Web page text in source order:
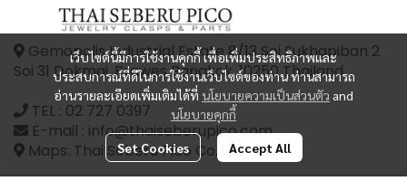
เว็บไซต์นี้มีการใช้งานคุกกี้ เพื่อเพิ่มประสิทธิภาพและ
ประสบการณ์ที่ดีในการใช้งานเว็บไซต์ของท่าน ท่านสามารถ
อ่านรายละเอียดเพิ่มเติมได้ที่ นโยบายความเป็นส่วนตัว and
นโยบายคุกกี้
Set Cookies Accept All
Gemopolis Industrial Estate 8/13 Soi Sukhapiban 2
Soi 31 Dokmai, Prawes Bangkok, 10250 Thailand
TEL : 02 727 0397
E-mail : info@thaiseberupico.com
Maps: Thai Seberu Pico Co.,Ltd.